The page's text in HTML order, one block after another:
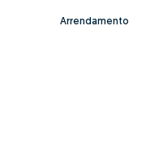
Arrendamento